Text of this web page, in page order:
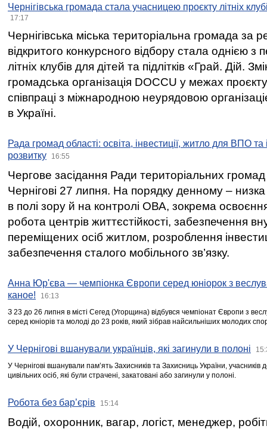
Чернігівська громада стала учасницею проєкту літніх
17:17
Чернігівська міська територіальна громада за
відкритого конкурсного відбору стала однією
літніх клубів для дітей та підлітків «Грай. Дій.
громадська організація DOCCU у межах
співпраці з міжнародною неурядовою
в Україні.
Рада громад області: освіта, інвестиції, житло для ВПО
розвитку
16:55
Чергове засідання Ради територіальних громад
Чернігові 27 липня. На порядку денному –
в полі зору й на контролі ОВА, зокрема освоєння
робота центрів життєстійкості, забезпечення
переміщених осіб житлом, розроблення
забезпечення сталого мобільного зв’язку.
Анна Юр'єва — чемпіонка Європи серед юніорок з
каное!
16:13
З 23 до 26 липня в місті Сегед (Угорщина) відбувся чемпіонат Європи з
серед юніорів та молоді до 23 років, який зібрав найсильніших молодих
У Чернігові вшанували українців, які загинули в полоні
У Чернігові вшанували пам’ять Захисників та Захисниць України,
цивільних осіб, які були страчені, закатовані або загинули у полоні.
Робота без бар’єрів 15:14
Водій, охоронник, вагар, логіст, менеджер,